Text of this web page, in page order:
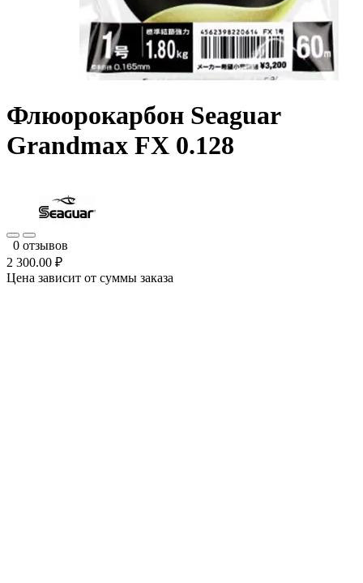
Флюорокарбон Seaguar
Grandmax FX 0.128
0 отзывов
2 300.00 ₽
Цена зависит от суммы заказа